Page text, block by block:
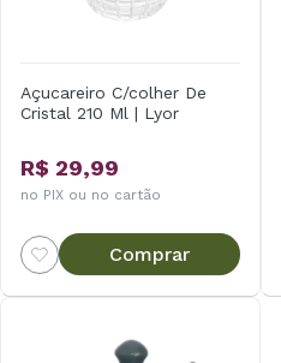
Açucareiro C/colher De
Cristal 210 Ml | Lyor
R$ 29,99
no PIX ou no cartão
Comprar